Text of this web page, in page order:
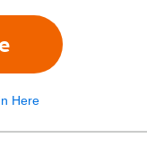
Here